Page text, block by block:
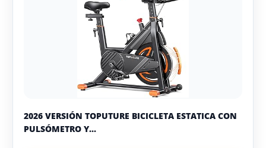
2026 VERSIÓN TOPUTURE BICICLETA ESTATICA CON
PULSÓMETRO Y...